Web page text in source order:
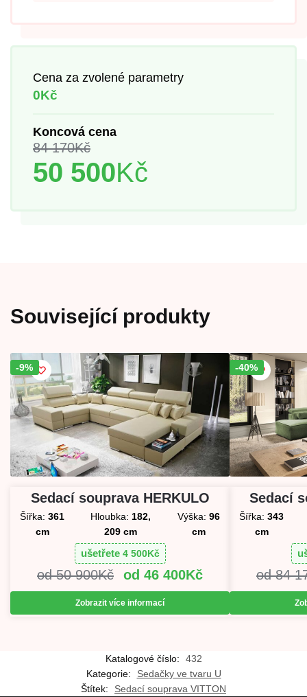
Cena za zvolené parametry
0Kč
Koncová cena
84 170Kč
50 500Kč
Související produkty
Sleva!
-9%
Sedací souprava HERKULO
Šířka: 361
cm
Hloubka: 182,
209 cm
Výška: 96
cm
ušetřete 4 500Kč
50 900Kč 46 400Kč
Zobrazit více informací
Sleva!
-40%
Sedací
Šířka: 343
cm
84
Katalogové číslo:
432
Kategorie:
Sedačky ve tvaru U
Štítek:
Sedací souprava VITTON